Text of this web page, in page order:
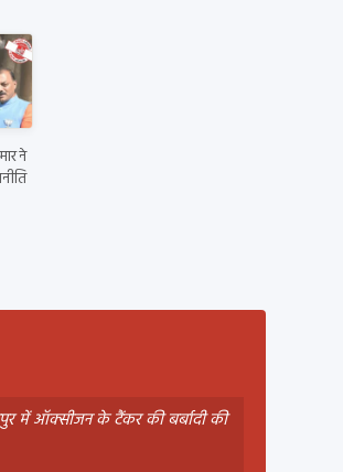
ने
में ऑक्सीजन के टैंकर की बर्बादी की